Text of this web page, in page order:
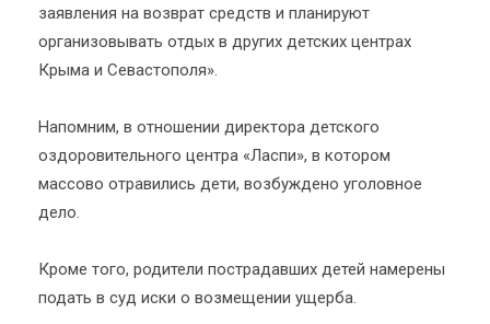
заявления на возврат средств и планируют
организовывать отдых в других детских центрах
Крыма и Севастополя».
Напомним, в отношении директора детского
оздоровительного центра «Ласпи», в котором
массово отравились дети, возбуждено уголовное
дело.
Кроме того, родители пострадавших детей намерены
подать в суд иски о возмещении ущерба.